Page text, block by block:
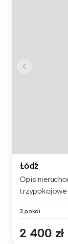
Łódź
Opis
trzypokojowe
3 pokoi
2 400 zł